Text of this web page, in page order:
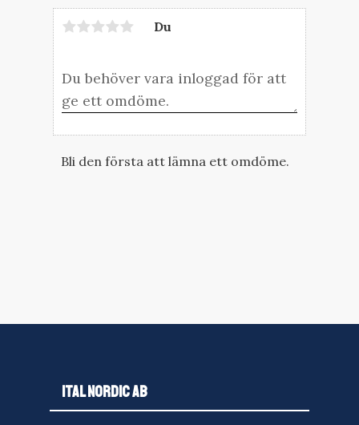
Du
Bli den första att lämna ett omdöme.
ITAL NORDIC AB